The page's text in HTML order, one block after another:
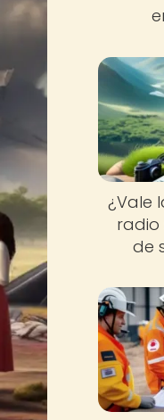
¿Vale
radio
de